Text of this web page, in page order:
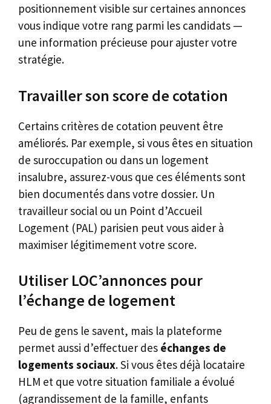
positionnement visible sur certaines annonces
vous indique votre rang parmi les candidats —
une information précieuse pour ajuster votre
stratégie.
Travailler son score de cotation
Certains critères de cotation peuvent être
améliorés. Par exemple, si vous êtes en situation
de suroccupation ou dans un logement
insalubre, assurez-vous que ces éléments sont
bien documentés dans votre dossier. Un
travailleur social ou un Point d’Accueil
Logement (PAL) parisien peut vous aider à
maximiser légitimement votre score.
Utiliser LOC’annonces pour
l’échange de logement
Peu de gens le savent, mais la plateforme
permet aussi d’effectuer des échanges de
logements sociaux. Si vous êtes déjà locataire
HLM et que votre situation familiale a évolué
(agrandissement de la famille, enfants